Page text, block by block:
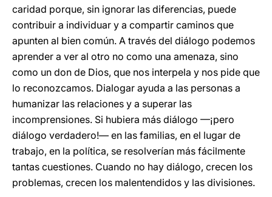
caridad porque, sin ignorar las diferencias, puede
contribuir a individuar y a compartir caminos que
apunten al bien común. A través del diálogo podemos
aprender a ver al otro no como una amenaza, sino
como un don de Dios, que nos interpela y nos pide que
lo reconozcamos. Dialogar ayuda a las personas a
humanizar las relaciones y a superar las
incomprensiones. Si hubiera más diálogo —¡pero
diálogo verdadero!— en las familias, en el lugar de
trabajo, en la política, se resolverían más fácilmente
tantas cuestiones. Cuando no hay diálogo, crecen los
problemas, crecen los malentendidos y las divisiones.